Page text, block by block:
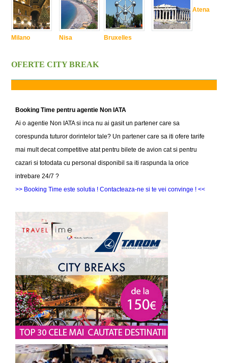
Milano Nisa Bruxelles
Atena
OFERTE CITY BREAK
Booking Time pentru agentie Non IATA
Ai o agentie Non IATA si inca nu ai gasit un partener care sa
corespunda tuturor dorintelor tale? Un partener care sa iti ofere tarife
mai mult decat competitive atat pentru bilete de avion cat si pentru
cazari si totodata cu personal disponibil sa iti raspunda la orice
intrebare 24/7 ?
>> Booking Time este solutia ! Contacteaza-ne si te vei convinge ! <<